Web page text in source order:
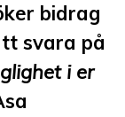
bidrag
svara på
i er